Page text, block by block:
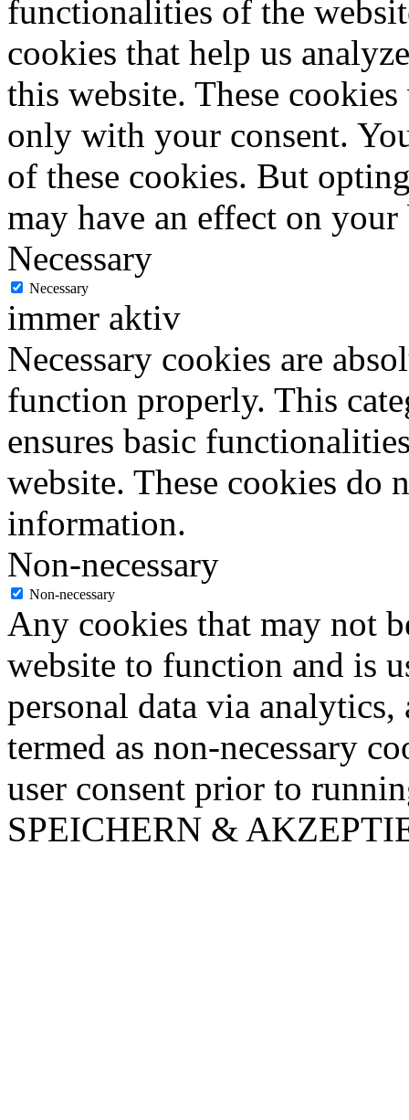
functionalities of the
cookies that help us
this website. These
only with your consent.
of these cookies. But
may have an effect on
Necessary
Necessary
immer aktiv
Necessary cookies are
function properly. This
ensures basic
website. These cookies do
information.
Non-necessary
Non-necessary
Any cookies that may not
website to function and is
personal data via analytics,
termed as non-necessary
user consent prior to
SPEICHERN &